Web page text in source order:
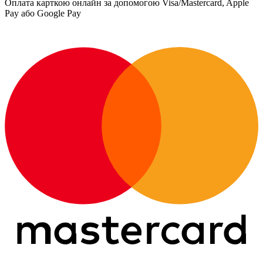
Оплата карткою онлайн за допомогою Visa/Mastercard, Apple
Pay або Google Pay